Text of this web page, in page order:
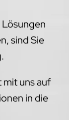
Lösungen
sind Sie
mit uns auf
in die